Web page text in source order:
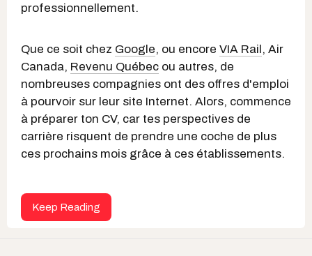
professionnellement.
Que ce soit chez Google, ou encore VIA Rail, Air
Canada, Revenu Québec ou autres, de
nombreuses compagnies ont des offres d'emploi
à pourvoir sur leur site Internet. Alors, commence
à préparer ton CV, car tes perspectives de
carrière risquent de prendre une coche de plus
ces prochains mois grâce à ces établissements.
Keep Reading